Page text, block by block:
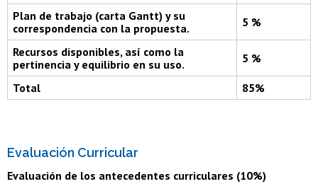
Plan de trabajo (carta Gantt) y su
correspondencia con la propuesta. 5 %
Recursos disponibles, así como la
pertinencia y equilibrio en su uso.
5 %
Total 85%
Evaluación Curricular
Evaluación de los antecedentes curriculares (10%)